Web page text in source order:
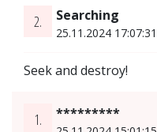
2. Searching
25.11.2024 17:07:31
Seek and destroy!
1. *********